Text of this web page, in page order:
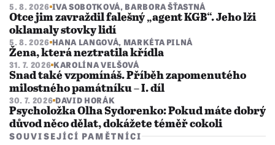
5. 8. 2026 IVA SOBOTKOVÁ, BARBORA ŠŤASTNÁ
Otce jim zavraždil falešný „agent KGB“. Jeho lži
oklamaly stovky lidí
5. 8. 2026 HANA LANGOVÁ, MARKÉTA PILNÁ
Žena, která neztratila křídla
31. 7. 2026 KAROLÍNA VELŠOVÁ
Snad také vzpomínáš. Příběh zapomenutého
milostného památníku – I. díl
30. 7. 2026 DAVID HORÁK
Psycholožka Olha Sydorenko: Pokud máte dobrý
důvod něco dělat, dokážete téměř cokoli
SOUVISEJÍCÍ PAMĚTNÍCI